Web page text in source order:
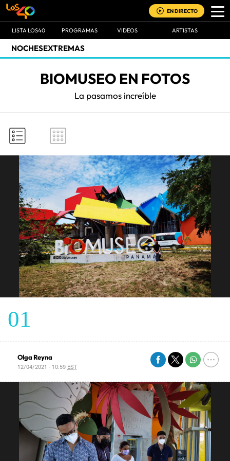
EN DIRECTO
LISTA LOS40 PROGRAMAS VIDEOS ARTISTAS
NOCHESEXTREMAS
BIOMUSEO EN FOTOS
La pasamos increíble
01
Olga Reyna
12/04/2021 - 10:59 EST